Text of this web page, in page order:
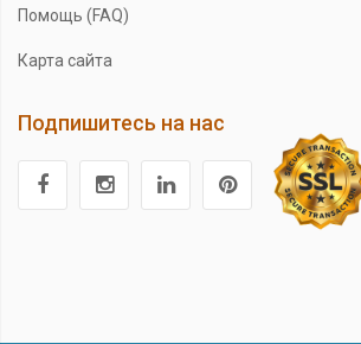
Помощь (FAQ)
Карта сайта
Подпишитесь на нас